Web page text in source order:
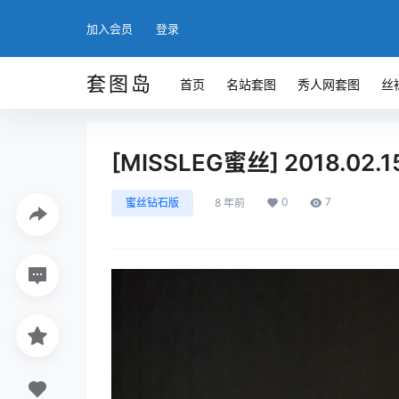
加入会员 登录
套图岛 首页 名站套图 秀人网套图 丝
[MISSLEG蜜丝]
蜜丝钻石版 8 年前 0 7